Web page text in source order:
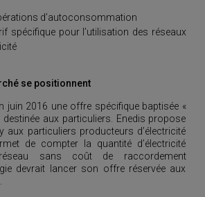
d’autoconsommation
spécifique pour l’utilisation des réseaux
se positionnent
juin 2016 une offre spécifique baptisée «
aux particuliers. Enedis propose
aux particuliers producteurs d’électricité
de compter la quantité d’électricité
sans coût de raccordement
devrait lancer son offre réservée aux